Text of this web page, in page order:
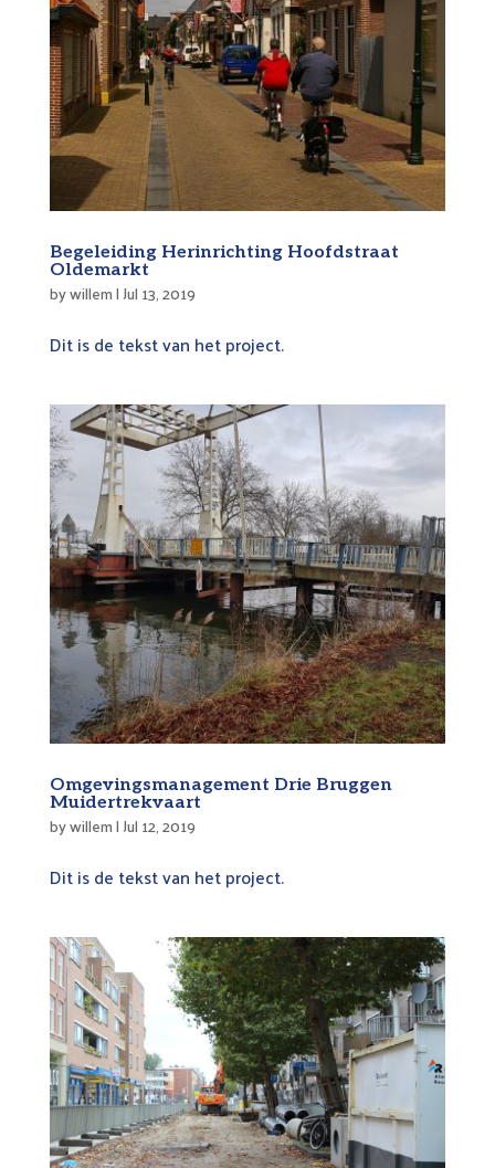
Begeleiding Herinrichting Hoofdstraat
Oldemarkt
bywillem| Jul 13, 2019
Dit is de tekst van het project.
Omgevingsmanagement Drie Bruggen
Muidertrekvaart
bywillem| Jul 12, 2019
Dit is de tekst van het project.